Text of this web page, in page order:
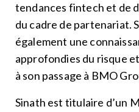
tendances fintech et de
du cadre de partenariat.
également une
approfondies du risque
à son passage à BMO
Sinath est titulaire d’un